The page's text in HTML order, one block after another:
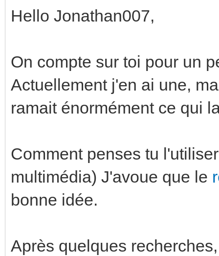
Hello Jonathan007,
On compte sur toi pour un
Actuellement j'en ai une,
ramait énormément ce qui
Comment penses tu
multimédia) J'avoue que le
bonne idée.
Après quelques